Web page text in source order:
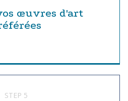
œuvres d'art
STEP 5